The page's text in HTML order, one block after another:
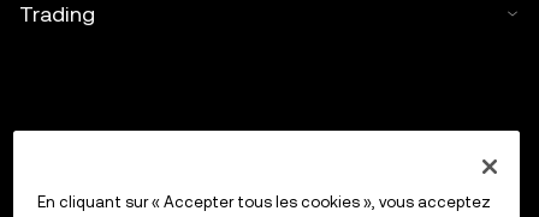
Trading
En cliquant sur « Accepter tous les cookies », vous acceptez